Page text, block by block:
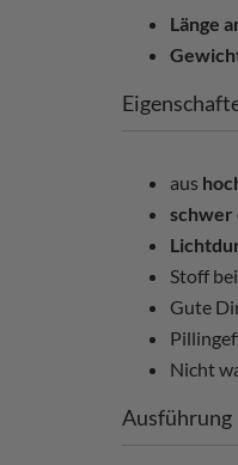
Länge
aus
schwer
Stoff
Gute
Nicht
Ausführung